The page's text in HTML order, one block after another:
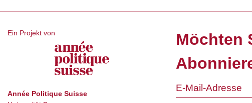
Ein Projekt von
Année Politique Suisse
Möchten